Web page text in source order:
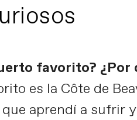
favorito? ¿Por
es la Côte de
aprendí a sufrir